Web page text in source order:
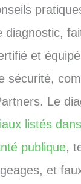
diagnostic,
et
sécurité,
Le
listés
publique,
et